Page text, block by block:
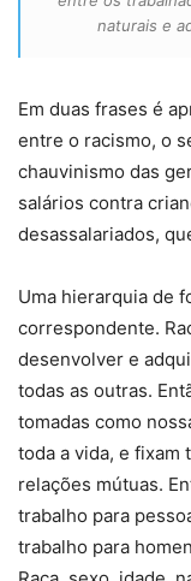
naturais e
Em duas frases é
entre o racismo, o
chauvinismo das
salários contra
desassalariados,
Uma hierarquia de
correspondente.
desenvolver e
todas as outras.
tomadas como
toda a vida, e fixam
relações mútuas.
trabalho para
trabalho para